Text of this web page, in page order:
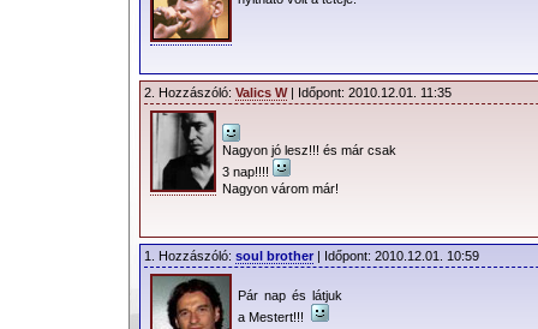
2. Hozzászóló: Valics W| Időpont: 2010.12.01. 11:35
Nagyon jó lesz!!! és már csak
3 nap!!!!
Nagyon várom már!
1. Hozzászóló: soul brother | Időpont: 2010.12.01. 10:59
Pár nap és látjuk
a Mestert!!!